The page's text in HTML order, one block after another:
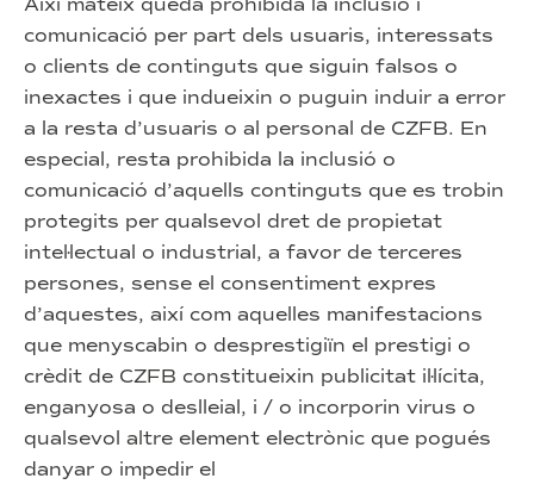
comunicació per part dels usuaris, interessats
o clients de continguts que siguin falsos o
inexactes i que indueixin o puguin induir a error
a la resta d’usuaris o al personal de CZFB. En
especial, resta prohibida la inclusió o
comunicació d’aquells continguts que es trobin
protegits per qualsevol dret de propietat
intel·lectual o industrial, a favor de terceres
persones, sense el consentiment expres
d’aquestes, així com aquelles manifestacions
que menyscabin o desprestigiïn el prestigi o
crèdit de CZFB constitueixin publicitat il·lícita,
enganyosa o deslleial, i / o incorporin virus o
qualsevol altre element electrònic que pogués
danyar o impedir el